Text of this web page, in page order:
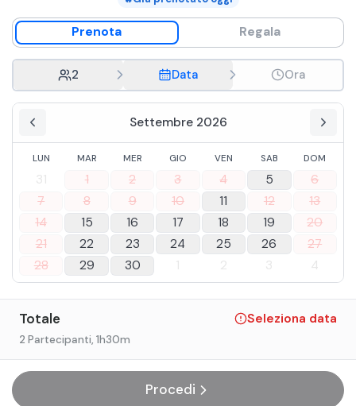
Prenota Regala
2 Data Ora
Settembre 2026
LUN MAR MER GIO VEN SAB DOM
31 1 2 3 4 5
6
7
8 9 10 11 12
13
14
15 16 17 18 19
20
21
22 23 24 25 26
27
28
29 30 1 2 3 4
Totale Seleziona data
2 Partecipanti, 1h30m
Procedi